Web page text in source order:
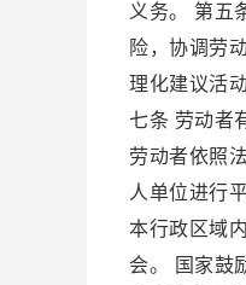
义务。 第五
险，协调劳
理化建议活
七条 劳动者
劳动者依照
人单位进行
本行政区域
会。 国家鼓